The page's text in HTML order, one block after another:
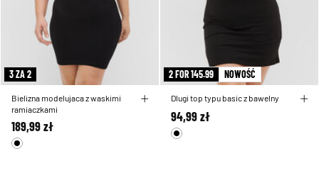
3 ZA 2
Bielizna modelujaca z waskimi
ramiaczkami
189,99 zł
2 FOR 145.99 NOWOŚĆ
Dlugi top typu basic z bawelny
94,99 zł